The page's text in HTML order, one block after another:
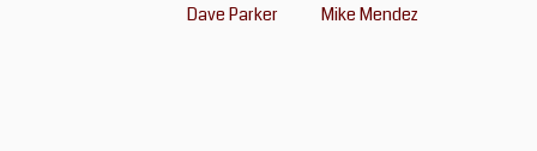
Dave Parker Mike Mendez